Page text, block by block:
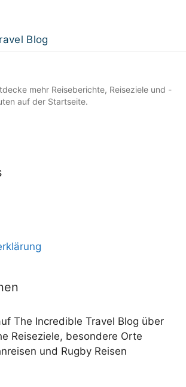
Blog
mehr Reiseberichte, Reiseziele und -
auf der Startseite.
The Incredible Travel Blog über
Reiseziele, besondere Orte
und Rugby Reisen